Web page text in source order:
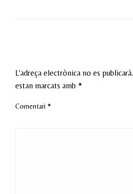
L'adreça electrònica no es publicarà.
estan marcats amb *
Comentari *